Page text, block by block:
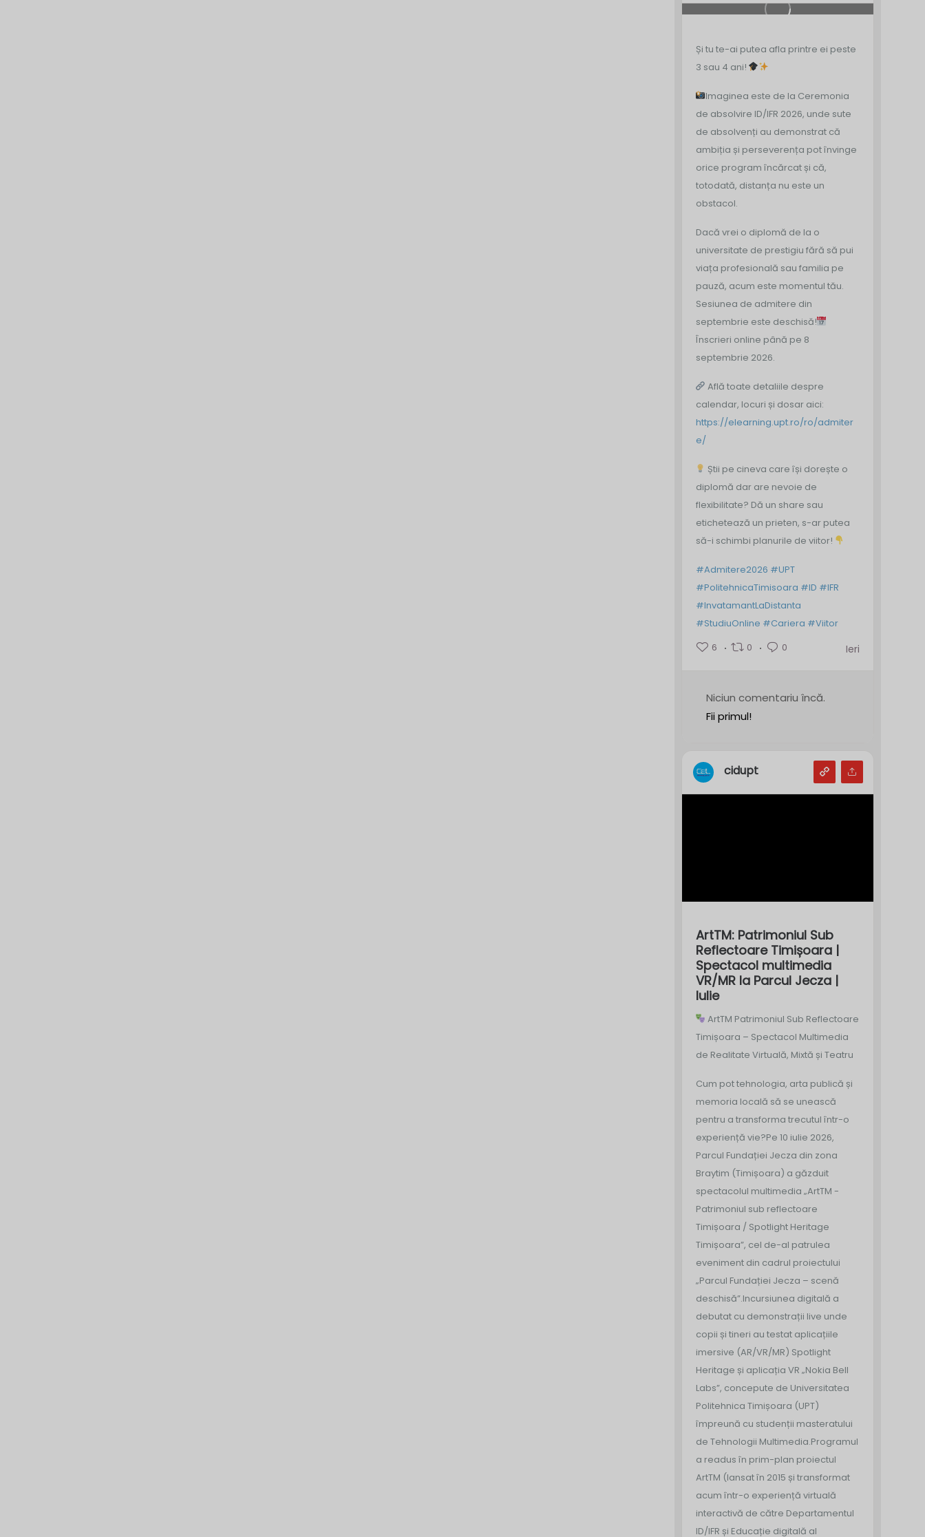
Și tu te-ai putea afla printre ei peste
3 sau 4 ani!
Imaginea este de la Ceremonia
de absolvire ID/IFR 2026, unde sute
de absolvenți au demonstrat că
ambiția și perseverența pot învinge
orice program încărcat și că,
totodată, distanța nu este un
obstacol.
Dacă vrei o diplomă de la o
universitate de prestigiu fără să pui
viața profesională sau familia pe
pauză, acum este momentul tău.
Sesiunea de admitere din
septembrie este deschisă!
Înscrieri online până pe 8
septembrie 2026.
Află toate detaliile despre
calendar, locuri și dosar aici:
https://elearning.upt.ro/ro/admiter
e/
Știi pe cineva care își dorește o
diplomă dar are nevoie de
flexibilitate? Dă un share sau
etichetează un prieten, s-ar putea
să-i schimbi planurile de viitor!
#Admitere2026 #UPT
#PolitehnicaTimisoara #ID #IFR
#InvatamantLaDistanta
#StudiuOnline #Cariera #Viitor
6
0 0 Ieri
Niciun comentariu încă.
Fii primul!
cidupt
ArtTM: Patrimoniul Sub
Reflectoare Timișoara |
Spectacol multimedia
VR/MR la Parcul Jecza |
Iulie
ArtTM Patrimoniul Sub Reflectoare
Timișoara – Spectacol Multimedia
de Realitate Virtuală, Mixtă și Teatru
Cum pot tehnologia, arta publică și
memoria locală să se unească
pentru a transforma trecutul într-o
experiență vie?Pe 10 iulie 2026,
Parcul Fundației Jecza din zona
Braytim (Timișoara) a găzduit
spectacolul multimedia „ArtTM -
Patrimoniul sub reflectoare
Timișoara / Spotlight Heritage
Timișoara”, cel de-al patrulea
eveniment din cadrul proiectului
„Parcul Fundației Jecza – scenă
deschisă”.Incursiunea digitală a
debutat cu demonstrații live unde
copii și tineri au testat aplicațiile
imersive (AR/VR/MR) Spotlight
Heritage și aplicația VR „Nokia Bell
Labs”, concepute de Universitatea
Politehnica Timișoara (UPT)
împreună cu studenții masteratului
de Tehnologii Multimedia.Programul
a readus în prim-plan proiectul
ArtTM (lansat în 2015 și transformat
acum într-o experiență virtuală
interactivă de către Departamentul
ID/IFR și Educație digitală al